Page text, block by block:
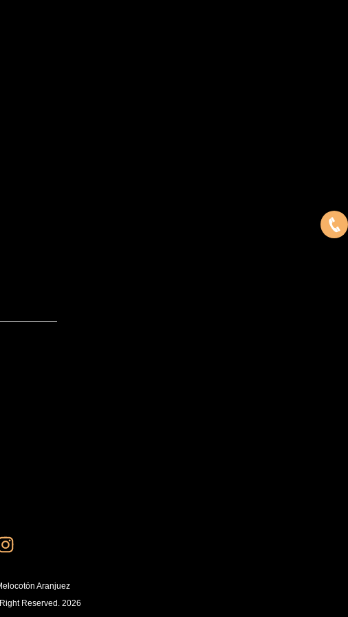
Aranjuez
Reserved. 2026